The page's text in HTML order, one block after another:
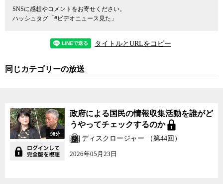
SNSに感想やコメントをお寄せください。
ハッシュタグ「#ビデオニュース見た」
タイトルとURLをコピー
同じカテゴリーの放送
98分
政府による国民の情報収集活動を誰がど
うやってチェックするのか
ディスクロージャー （第44回）
2026年05月23日